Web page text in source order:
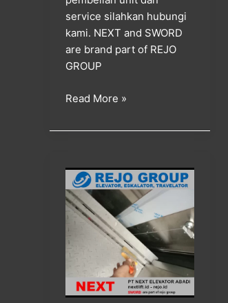
service silahkan hubungi
kami. NEXT and SWORD
are brand part of REJO
GROUP
Read More »
kegiatan
instalasi
dan
checklist
berkala
untuk
rumah